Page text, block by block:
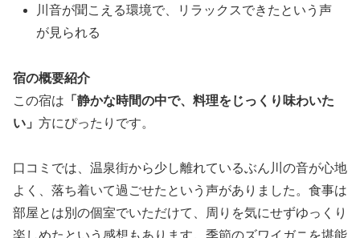
川音が聞こえる環境で、リラックスできたという声
が見られる
宿の概要紹介
この宿は 「静かな時間の中で、料理をじっくり味わいた
い」 方にぴったりです。
口コミでは、温泉街から少し離れているぶん川の音が心地
よく、落ち着いて過ごせたという声がありました。食事は
部屋とは別の個室でいただけて、周りを気にせずゆっくり